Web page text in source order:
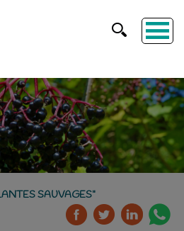
SAUVAGES"